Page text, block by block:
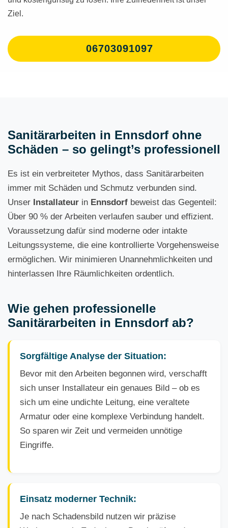
Ziel.
06703091097
Sanitärarbeiten in Ennsdorf ohne
Schäden – so gelingt’s professionell
Es ist ein verbreiteter Mythos, dass Sanitärarbeiten
immer mit Schäden und Schmutz verbunden sind.
Unser Installateur in Ennsdorf beweist das Gegenteil:
Über 90 % der Arbeiten verlaufen sauber und effizient.
Voraussetzung dafür sind moderne oder intakte
Leitungssysteme, die eine kontrollierte Vorgehensweise
ermöglichen. Wir minimieren Unannehmlichkeiten und
hinterlassen Ihre Räumlichkeiten ordentlich.
Wie gehen professionelle
Sanitärarbeiten in Ennsdorf ab?
Sorgfältige Analyse der Situation:
Bevor mit den Arbeiten begonnen wird, verschafft
sich unser Installateur ein genaues Bild – ob es
sich um eine undichte Leitung, eine veraltete
Armatur oder eine komplexe Verbindung handelt.
So sparen wir Zeit und vermeiden unnötige
Eingriffe.
Einsatz moderner Technik:
Je nach Schadensbild nutzen wir präzise